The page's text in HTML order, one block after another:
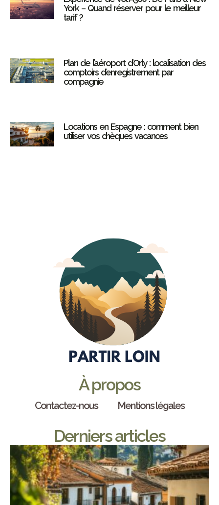
York – Quand réserver pour le meilleur
tarif ?
Plan de l’aéroport d’Orly : localisation des
comptoirs d’enregistrement par
compagnie
Locations en Espagne : comment bien
utiliser vos chèques vacances
À propos
Contactez-nous Mentions légales
Derniers articles